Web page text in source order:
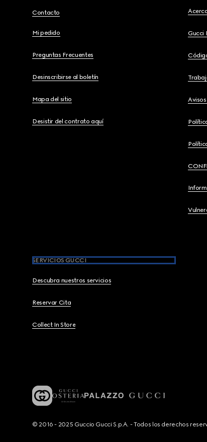
Contacto
Mi pedido
Preguntas Frecuentes
Desinscribirse al boletín
Mapa del sitio
Desistir del contrato aquí
Gucci
SERVICIOS GUCCI
Descubra nuestros servicios
Reservar Cita
Collect In Store
© 2016 - 2025 Guccio Gucci S.p.A. - Todos los derechos